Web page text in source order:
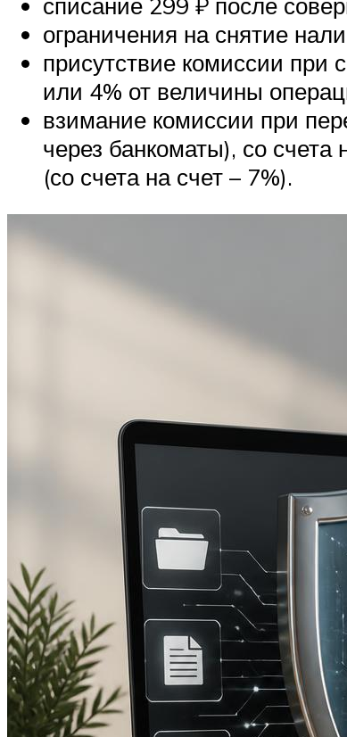
ограничения на снятие
присутствие комиссии при
или 4% от величины
взимание комиссии при
через банкоматы), со
(со счета на счет – 7%).